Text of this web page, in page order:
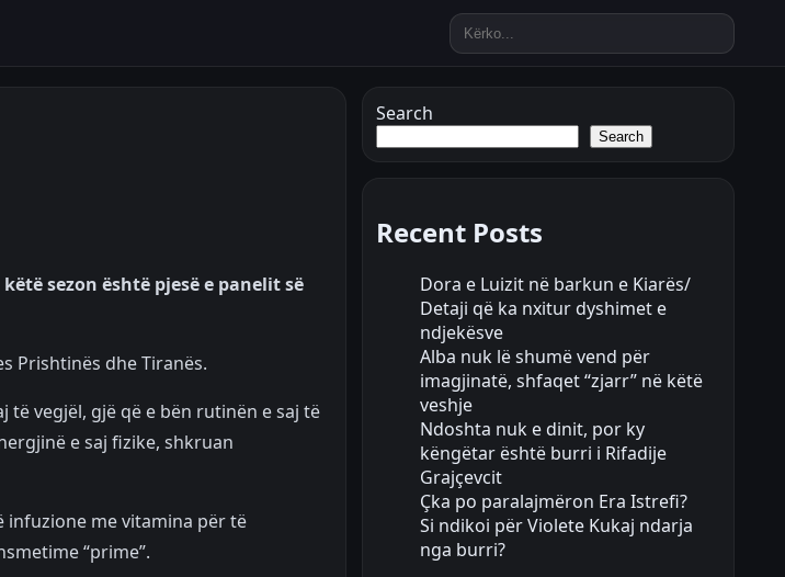
sezon është pjesë e panelit së
Prishtinës dhe Tiranës.
të vegjël, gjë që e bën rutinën e saj të
e saj fizike, shkruan
infuzione me vitamina për të
“prime”.
Search
Search
Recent Posts
Dora e Luizit në barkun e Kiarës/
Detaji që ka nxitur dyshimet e
ndjekësve
Alba nuk lë shumë vend për
imagjinatë, shfaqet “zjarr” në këtë
veshje
Ndoshta nuk e dinit, por ky
këngëtar është burri i Rifadije
Grajçevcit
Çka po paralajmëron Era Istrefi?
Si ndikoi për Violete Kukaj ndarja
nga burri?